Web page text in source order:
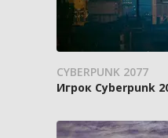
CYBERPUNK 2077
Игрок Cyberpunk